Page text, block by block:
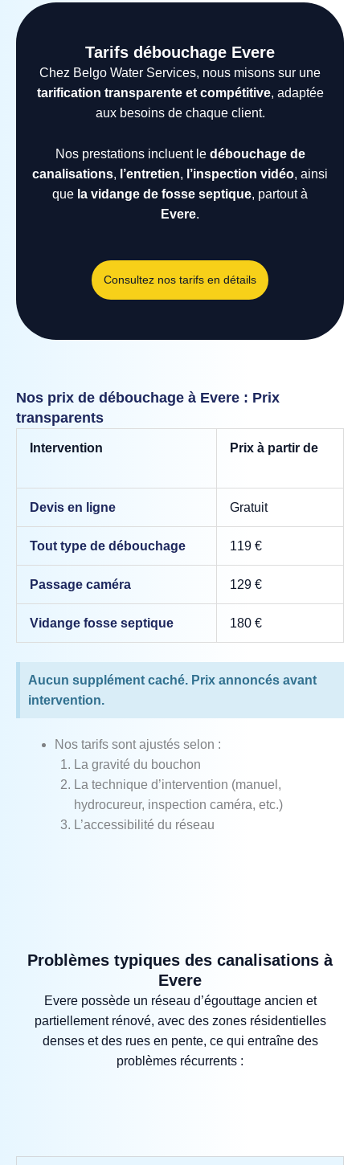
Tarifs débouchage Evere
Chez Belgo Water Services, nous misons sur une
tarification transparente et compétitive, adaptée
aux besoins de chaque client.
Nos prestations incluent le débouchage de
canalisations, l’entretien, l’inspection vidéo, ainsi
que la vidange de fosse septique, partout à
Evere.
Consultez nos tarifs en détails
Nos prix de débouchage à Evere : Prix
transparents
Intervention Prix à partir de
Devis en ligne Gratuit
Tout type de débouchage 119 €
Passage caméra 129 €
Vidange fosse septique 180 €
Aucun supplément caché. Prix annoncés avant
intervention.
Nos tarifs sont ajustés selon :
La gravité du bouchon
La technique d’intervention (manuel,
hydrocureur, inspection caméra, etc.)
L’accessibilité du réseau
Problèmes typiques des canalisations à
Evere
Evere possède un réseau d’égouttage ancien et
partiellement rénové, avec des zones résidentielles
denses et des rues en pente, ce qui entraîne des
problèmes récurrents :